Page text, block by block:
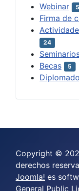
Webinar
Firma de
24
Becas 5
Copyright ©
derechos
Joomla! es
General Public